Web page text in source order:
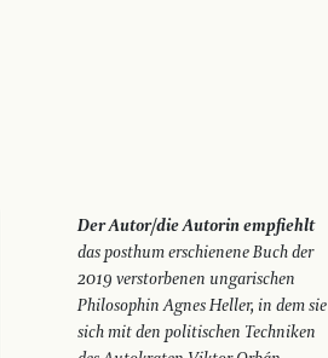
Der Autor/die Autorin empfiehlt
das posthum erschienene Buch der
2019 verstorbenen ungarischen
Philosophin Agnes Heller, in dem sie
sich mit den politischen Techniken